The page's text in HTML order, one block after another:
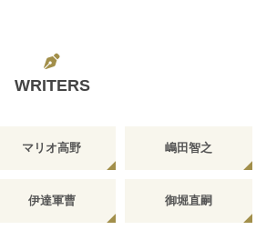
WRITERS
マリオ高野 嶋田智之
伊達軍曹 御堀直嗣